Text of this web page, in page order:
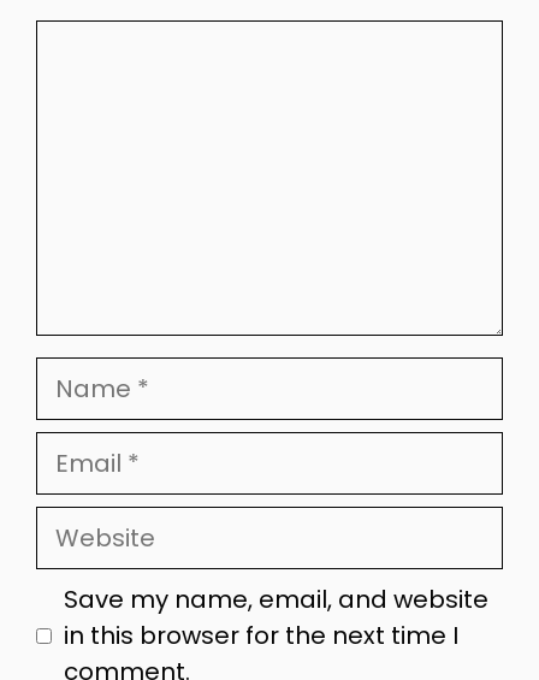
Name
Email
Website
Save my name, email, and website
in this browser for the next time I
comment.